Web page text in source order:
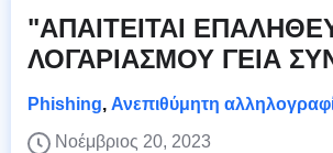
"ΑΠΑΙΤΕΙΤΑΙ
ΛΟΓΑΡΙΑΣΜΟΥ ΓΕΙΑ
Phishing, Ανεπιθύμητη
Νοέμβριος 20, 2023